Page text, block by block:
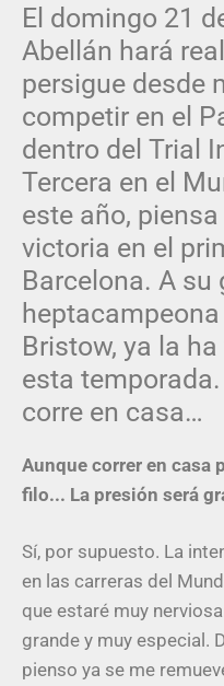
El domingo 21
Abellán hará
persigue desde
competir en el
dentro del Trial
Tercera en el
este año,
victoria en el
Barcelona. A su
Bristow, ya la
esta
corre en casa…
Aunque correr en casa
filo... La presión será
Sí, por supuesto. La
en las carreras del
que estaré muy
grande y muy especial.
pienso ya se me